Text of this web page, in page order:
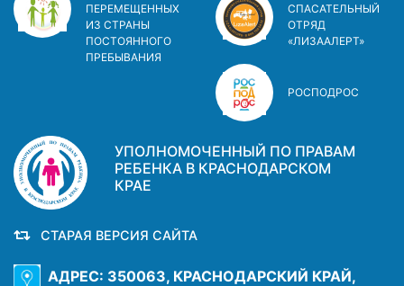
ПЕРЕМЕЩЕННЫХ
ИЗ СТРАНЫ
ПОСТОЯННОГО
ПРЕБЫВАНИЯ
СПАСАТЕЛЬНЫЙ
ОТРЯД
«ЛИЗААЛЕРТ»
РОСПОДРОС
УПОЛНОМОЧЕННЫЙ ПО ПРАВАМ
РЕБЕНКА В КРАСНОДАРСКОМ
КРАЕ
СТАРАЯ ВЕРСИЯ САЙТА
АДРЕС: 350063, КРАСНОДАРСКИЙ КРАЙ,